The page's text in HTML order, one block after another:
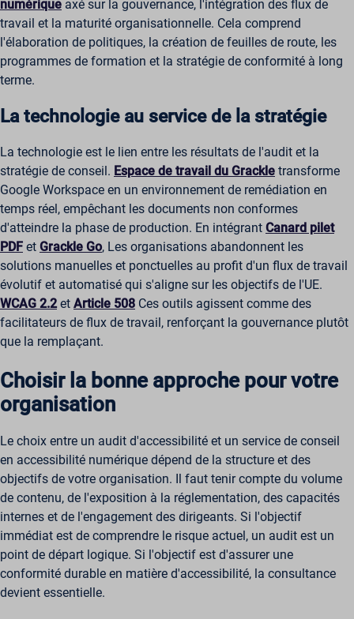
numérique axé sur la gouvernance, l'intégration des flux de
travail et la maturité organisationnelle. Cela comprend
l'élaboration de politiques, la création de feuilles de route, les
programmes de formation et la stratégie de conformité à long
terme.
La technologie au service de la stratégie
La technologie est le lien entre les résultats de l'audit et la
stratégie de conseil. Espace de travail du Grackle transforme
Google Workspace en un environnement de remédiation en
temps réel, empêchant les documents non conformes
d'atteindre la phase de production. En intégrant Canard pilet
PDF et Grackle Go, Les organisations abandonnent les
solutions manuelles et ponctuelles au profit d'un flux de travail
évolutif et automatisé qui s'aligne sur les objectifs de l'UE.
WCAG 2.2et Article 508 Ces outils agissent comme des
facilitateurs de flux de travail, renforçant la gouvernance plutôt
que la remplaçant.
Choisir la bonne approche pour votre
organisation
Le choix entre un audit d'accessibilité et un service de conseil
en accessibilité numérique dépend de la structure et des
objectifs de votre organisation. Il faut tenir compte du volume
de contenu, de l'exposition à la réglementation, des capacités
internes et de l'engagement des dirigeants. Si l'objectif
immédiat est de comprendre le risque actuel, un audit est un
point de départ logique. Si l'objectif est d'assurer une
conformité durable en matière d'accessibilité, la consultance
devient essentielle.
_cs_c
cf_clearance
scrly_token
wordpress_logged_in_*
wp-settings-*
wp-settings-time-*
wpe-auth
mhcookie
du site, ce qui nous permet de mieux comprendre comment nos
visiteurs interagissent avec notre site web.
Afficher les détails
_ga
_ga_*
_pk_id*
_pk_ref*
mp_*_mixpanel
scrly_log_1
wordpressuser_16bb27147dd11b86705fc051b945e04b
Les services de marketing sont utilisés par des annonceurs ou des
faire, ils suivent les visiteurs sur plusieurs sites web.
_cs_id
_gcl_au
Autres services
Cette catégorie regroupe tous les cookies, domaines et services
qui ne figurent pas dans les autres catégories spécifiques ou qui
n'ont pas été explicitement classés.
Afficher les détails
_dd_s
_zitok
amp_*
cbLDBex
ext_name
fs_uid
NFWSESSID
wordpresspass_16bb27147dd11b86705fc051b945e04b
ws_form_*_hash